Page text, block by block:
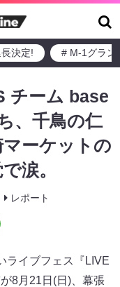
決定! # M-1グラン
チーム base
、千鳥の仁
ーケットの
涙。
レポート
ライブフェス『LIVE
8月21日(日)、幕張